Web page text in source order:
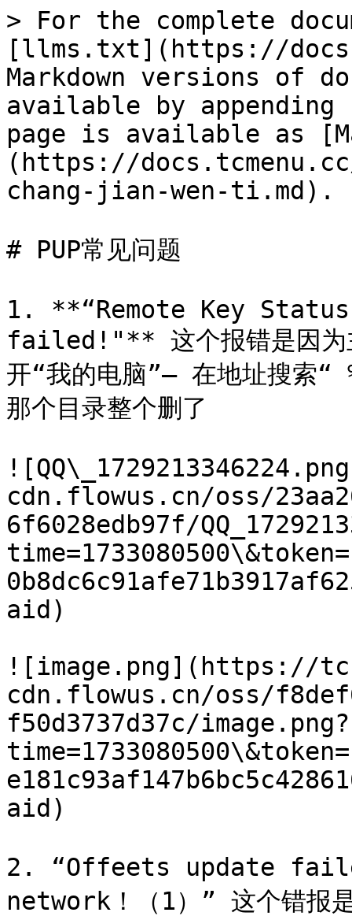
> For the complete
[llms.txt](https://
Markdown versions of
available by
page is available as
(https://
chang-jian-wen-ti.md).
# PUP常见问题
1. **“Remote Key
failed!"** 这个报错是因为
开“我的电脑”— 在地址搜索
那个目录整个删了
cdn.flowus.cn/oss/
6f6028edb97f/
aid)
![image.png](https://
cdn.flowus.cn/oss/
f50d3737d37c/image.png?
aid)
2. “Offeets update
network！（1）” 这个错报